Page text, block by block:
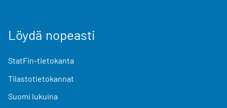
Löydä nopeasti
StatFin-tietokanta
Tilastotietokannat
Suomi lukuina